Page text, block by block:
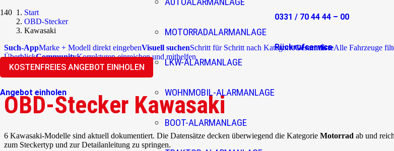
MOTORRADALARMANLAGE
LKW-ALARMANLAGE
WOHNMOBIL-ALARMANLAGE
BOOT-ALARMANLAGE
0331 / 70 44 44 – 00
Rückrufservice
KOSTENFREIES ANGEBOT EINHOLEN
Angebot einholen
Start
OBD-Stecker
Kawasaki
Such-AppMarke + Modell direkt eingebenVisuell suchenSchritt für Schritt nach KategorieGesamtlisteAlle Fahrzeuge
ÜberblickCommunityKorrekturen einreichen und mithelfen
OBD-Stecker Kawasaki
6 Kawasaki-Modelle sind aktuell dokumentiert. Die Datensätze decken überwiegend die Kategorie Motorrad ab und
zum Steckertyp und zur Detailanleitung zu springen.